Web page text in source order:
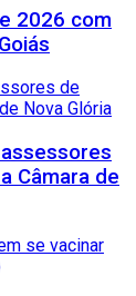
2026 com
Câmara de